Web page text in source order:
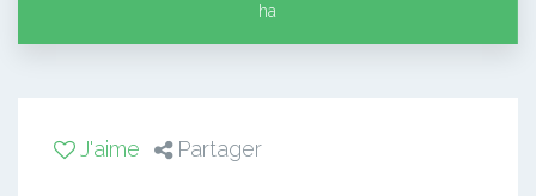
ha
J'aime Partager